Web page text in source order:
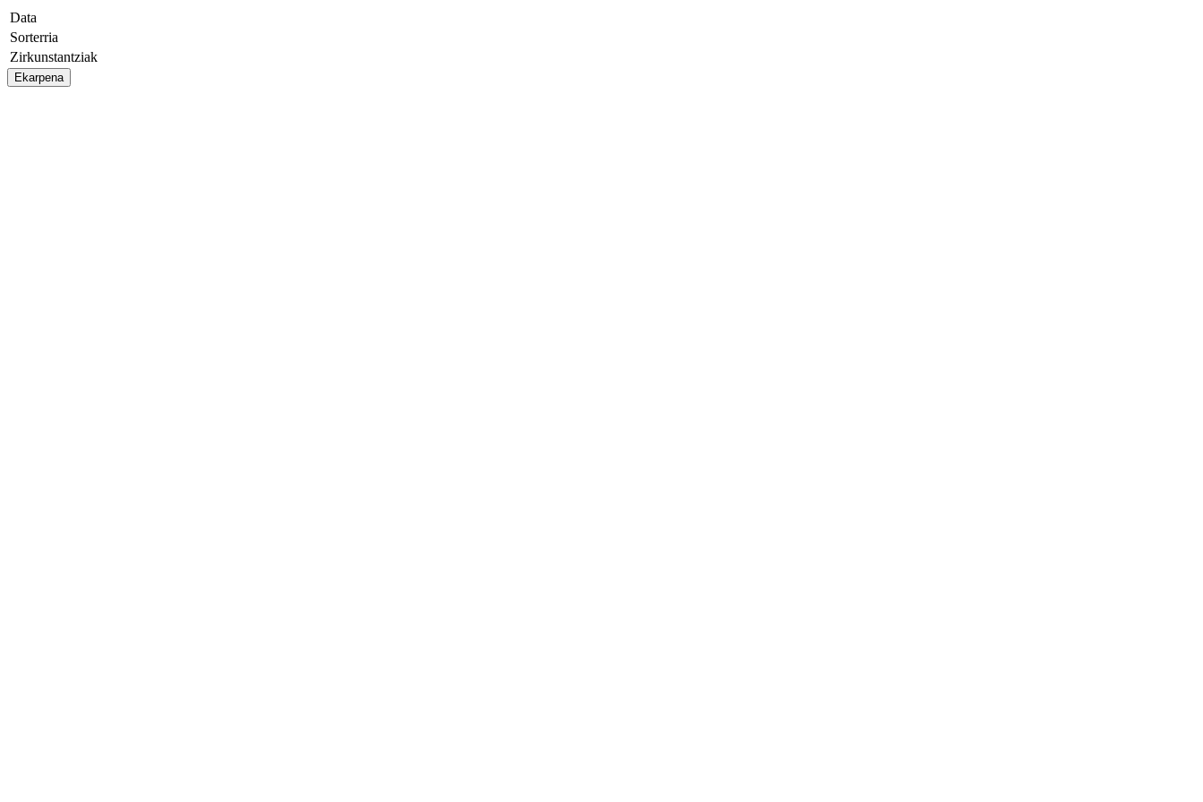
Data
Sorterria
Zirkunstantziak